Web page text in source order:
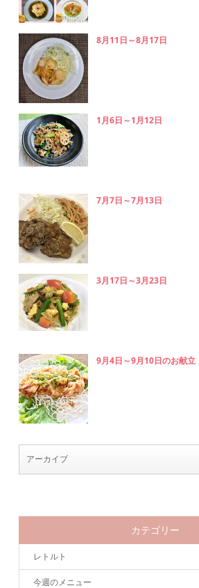
8月11日～8月17日
1月6日～1月12日
7月7日～7月13日
3月17日～3月23日
9月4日～9月10日のお献立
カテゴリー
レトルト
今週のメニュー